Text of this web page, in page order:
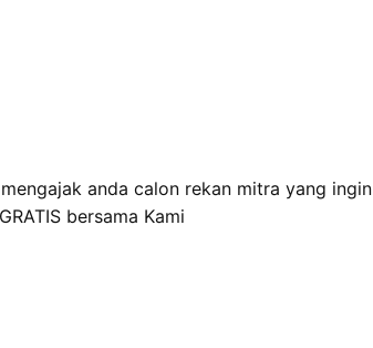
mengajak anda calon rekan mitra yang ingin
bersama Kami